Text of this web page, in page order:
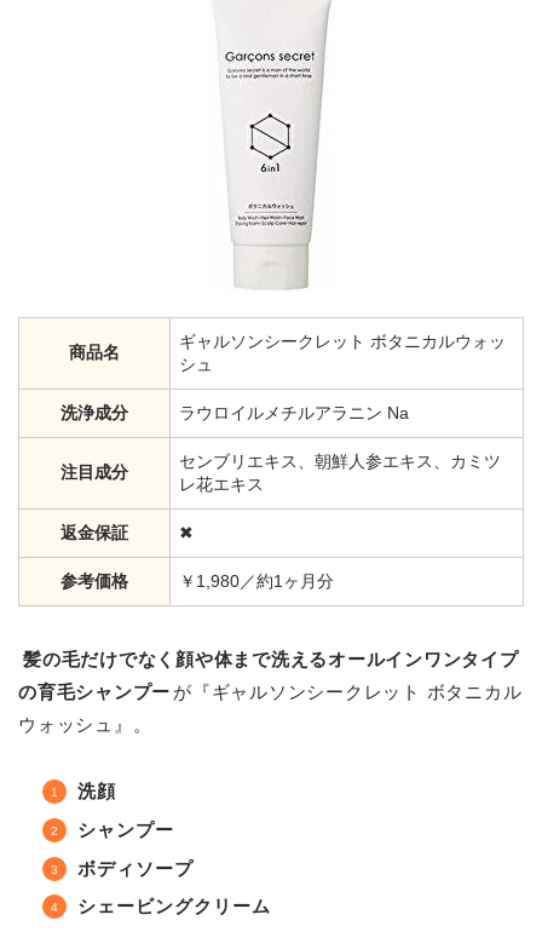
商品名
ギャルソンシークレット ボタニカルウォッ
シュ
洗浄成分 ラウロイルメチルアラニン Na
注目成分
センブリエキス、朝鮮人参エキス、カミツ
レ花エキス
返金保証 ✖
参考価格 ￥1,980／約1ヶ月分
髪の毛だけでなく顔や体まで洗えるオールインワンタイプ
の育毛シャンプー が『ギャルソンシークレット ボタニカル
ウォッシュ』。
洗顔
シャンプー
ボディソープ
シェービングクリーム